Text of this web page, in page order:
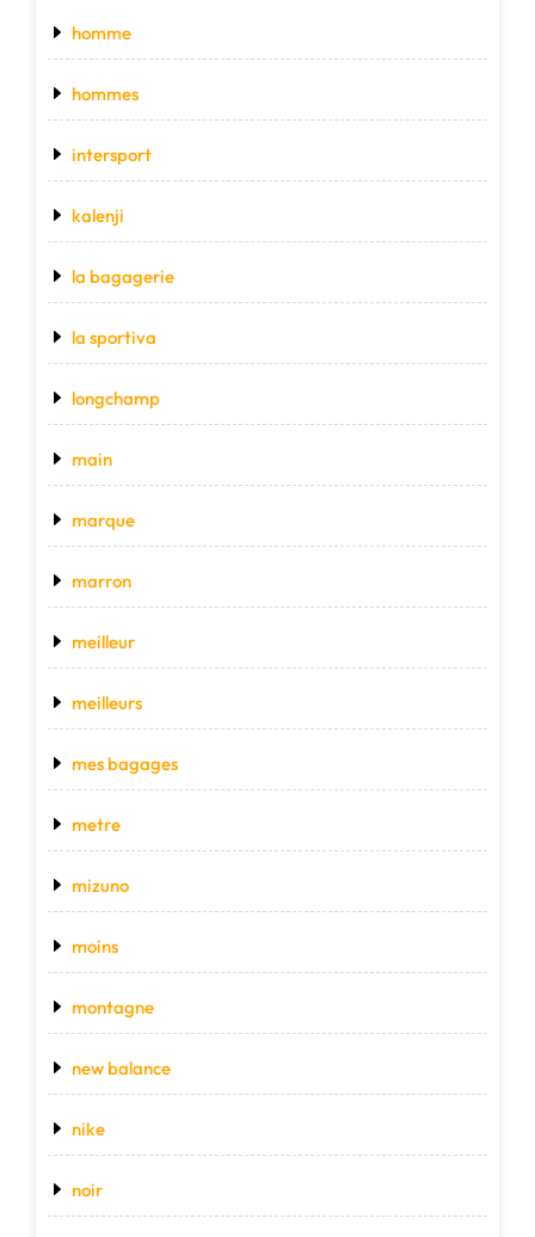
homme
hommes
intersport
kalenji
la bagagerie
la sportiva
longchamp
main
marque
marron
meilleur
meilleurs
mes bagages
metre
mizuno
moins
montagne
new balance
nike
noir